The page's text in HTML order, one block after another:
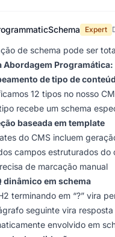
Expert
de schema pode ser
Abordagem Programática:
de tipo de
12 tipos no nosso
recebe um schema
baseada em template
do CMS incluem
campos estruturados do
de marcação manual
dinâmico em schema
terminando em “?” vira
seguinte vira resposta
envolvido em